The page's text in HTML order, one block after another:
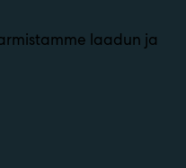
laadun ja